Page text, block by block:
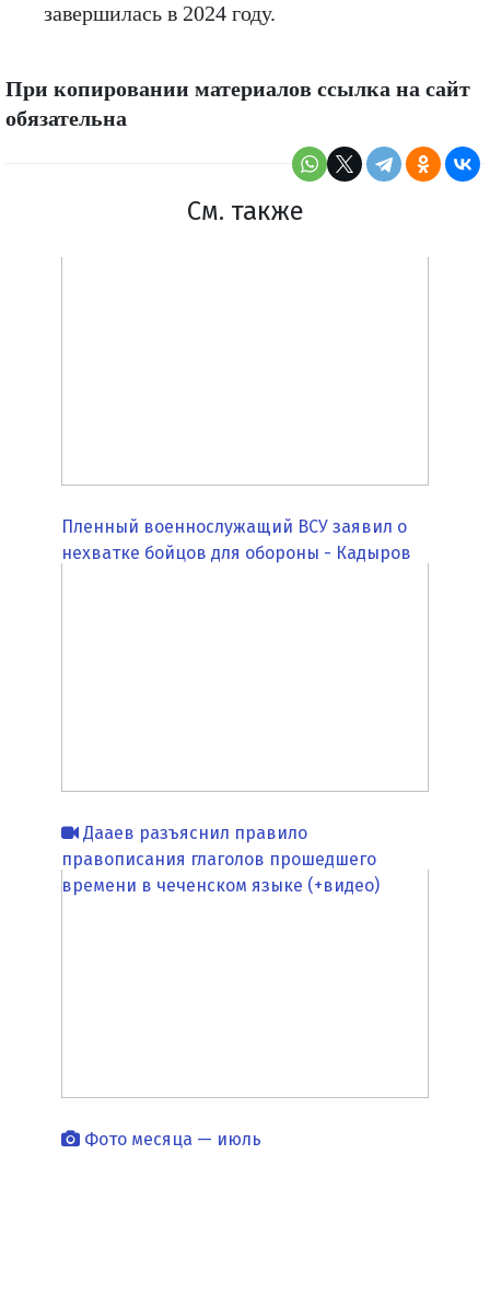
завершилась в 2024 году.
При копировании материалов ссылка на сайт
обязательна
См. также
Пленный военнослужащий ВСУ заявил о
нехватке бойцов для обороны - Кадыров
Дааев разъяснил правило
правописания глаголов прошедшего
времени в чеченском языке (+видео)
Фото месяца — июль